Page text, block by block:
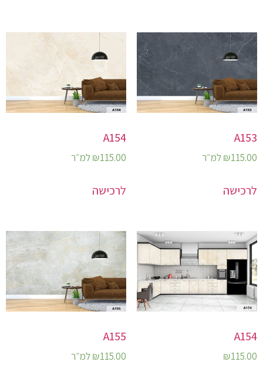
A153
₪115.00 למ״ר
לרכישה
A154
₪115.00 למ״ר
לרכישה
A154
₪115.00
A155
₪115.00 למ״ר